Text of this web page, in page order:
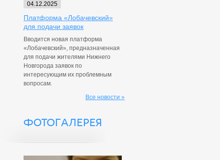
04.12.2025
Платформа «Лобачевский»
для подачи заявок
Вводится новая платформа
«Лобачевский», предназначенная
для подачи жителями Нижнего
Новгорода заявок по
интересующим их проблемным
вопросам.
Все новости »
ФОТОГАЛЕРЕЯ